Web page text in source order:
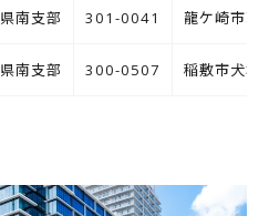
県南支部 301-0041 龍ケ崎市
県南支部 300-0507 稲敷市犬塚